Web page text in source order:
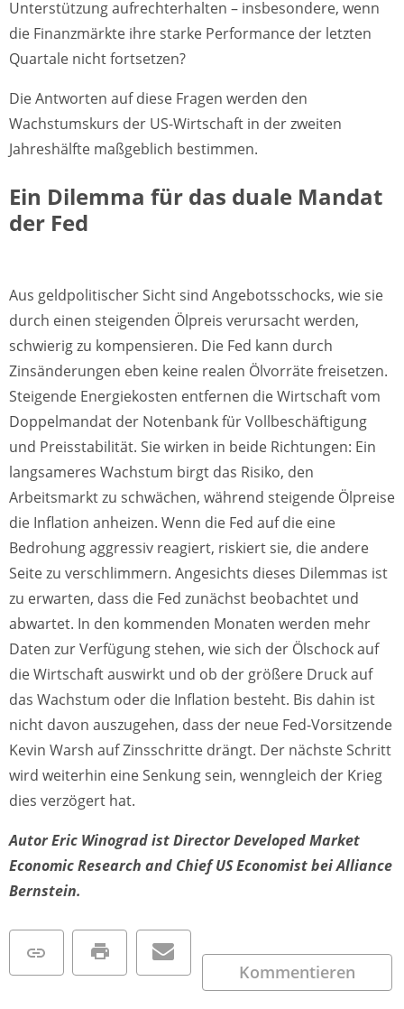
Unterstützung aufrechterhalten – insbesondere, wenn
die Finanzmärkte ihre starke Performance der letzten
Quartale nicht fortsetzen?
Die Antworten auf diese Fragen werden den
Wachstumskurs der US-Wirtschaft in der zweiten
Jahreshälfte maßgeblich bestimmen.
Ein Dilemma für das duale Mandat
der Fed
Aus geldpolitischer Sicht sind Angebotsschocks, wie sie
durch einen steigenden Ölpreis verursacht werden,
schwierig zu kompensieren. Die Fed kann durch
Zinsänderungen eben keine realen Ölvorräte freisetzen.
Steigende Energiekosten entfernen die Wirtschaft vom
Doppelmandat der Notenbank für Vollbeschäftigung
und Preisstabilität. Sie wirken in beide Richtungen: Ein
langsameres Wachstum birgt das Risiko, den
Arbeitsmarkt zu schwächen, während steigende Ölpreise
die Inflation anheizen. Wenn die Fed auf die eine
Bedrohung aggressiv reagiert, riskiert sie, die andere
Seite zu verschlimmern. Angesichts dieses Dilemmas ist
zu erwarten, dass die Fed zunächst beobachtet und
abwartet. In den kommenden Monaten werden mehr
Daten zur Verfügung stehen, wie sich der Ölschock auf
die Wirtschaft auswirkt und ob der größere Druck auf
das Wachstum oder die Inflation besteht. Bis dahin ist
nicht davon auszugehen, dass der neue Fed-Vorsitzende
Kevin Warsh auf Zinsschritte drängt. Der nächste Schritt
wird weiterhin eine Senkung sein, wenngleich der Krieg
dies verzögert hat.
Autor Eric Winograd ist Director Developed Market
Economic Research and Chief US Economist bei Alliance
Bernstein.
Kommentieren